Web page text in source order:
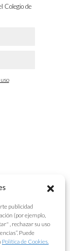
publicidad
(por ejemplo,
, rechazar su uso
Puede
Política de Cookies.
Colegio de